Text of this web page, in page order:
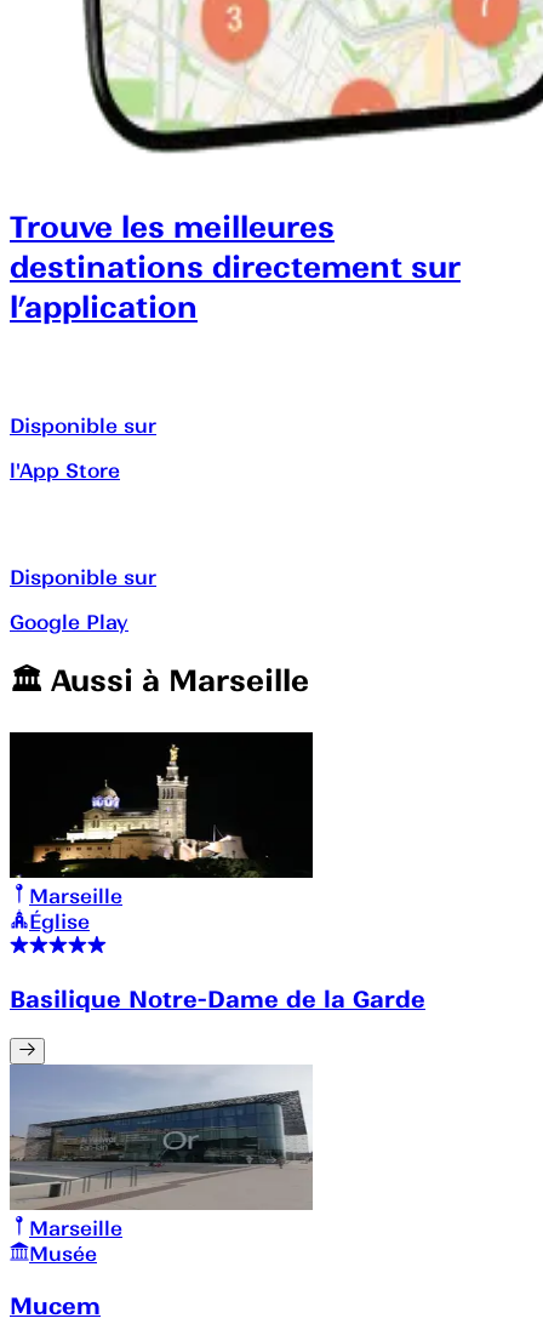
Trouve les meilleures
destinations directement sur
l’application
Disponible sur
l'App Store
Disponible sur
Google Play
🏛️️ Aussi à Marseille
Marseille
Église
Basilique Notre-Dame de la Garde
Marseille
Musée
Mucem